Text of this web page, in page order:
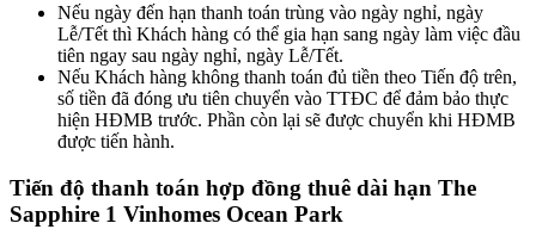
Nếu ngày đến hạn thanh toán trùng vào ngày nghỉ, ngày
Lễ/Tết thì Khách hàng có thể gia hạn sang ngày làm việc đầu
tiên ngay sau ngày nghỉ, ngày Lễ/Tết.
Nếu Khách hàng không thanh toán đủ tiền theo Tiến độ trên,
số tiền đã đóng ưu tiên chuyển vào TTĐC để đảm bảo thực
hiện HĐMB trước. Phần còn lại sẽ được chuyển khi HĐMB
được tiến hành.
Tiến độ thanh toán hợp đồng thuê dài hạn The
Sapphire 1 Vinhomes Ocean Park